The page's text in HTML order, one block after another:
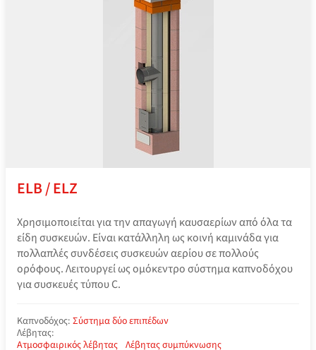
ELB / ELZ
Χρησιμοποιείται για την απαγωγή καυσαερίων από όλα τα
είδη συσκευών. Είναι κατάλληλη ως κοινή καμινάδα για
πολλαπλές συνδέσεις συσκευών αερίου σε πολλούς
ορόφους. Λειτουργεί ως ομόκεντρο σύστημα καπνοδόχου
για συσκευές τύπου C.
Καπνοδόχος: Σύστημα δύο επιπέδων
Λέβητας:
Ατμοσφαιρικός λέβητας Λέβητας συμπύκνωσης